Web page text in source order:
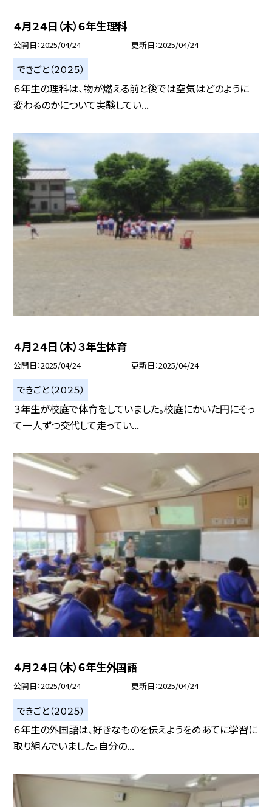
４月２４日（木）６年生理科
公開日 2025/04/24 更新日 2025/04/24
できごと（２０２５）
６年生の理科は、物が燃える前と後では空気はどのように
変わるのかについて実験してい...
４月２４日（木）３年生体育
公開日 2025/04/24 更新日 2025/04/24
できごと（２０２５）
３年生が校庭で体育をしていました。校庭にかいた円にそっ
て一人ずつ交代して走ってい...
４月２４日（木）６年生外国語
公開日 2025/04/24 更新日 2025/04/24
できごと（２０２５）
６年生の外国語は、好きなものを伝えようをめあてに学習に
取り組んでいました。自分の...